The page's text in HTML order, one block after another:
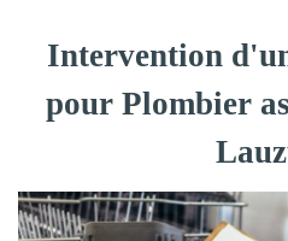
Intervention
pour Plombier